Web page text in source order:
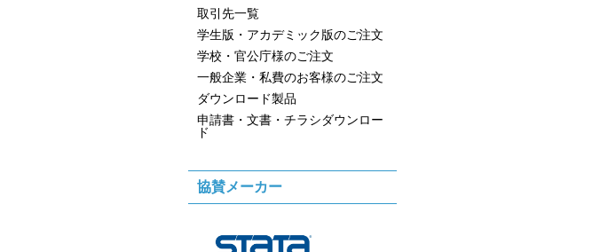
取引先一覧
学生版・アカデミック版のご注文
学校・官公庁様のご注文
一般企業・私費のお客様のご注文
ダウンロード製品
申請書・文書・チラシダウンロー
ド
協賛メーカー